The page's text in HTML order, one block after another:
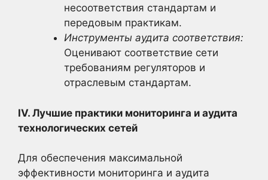
несоответствия стандартам и
передовым практикам.
Инструменты аудита соответствия:
Оценивают соответствие сети
требованиям регуляторов и
отраслевым стандартам.
IV. Лучшие практики мониторинга и аудита
технологических сетей
Для обеспечения максимальной
эффективности мониторинга и аудита